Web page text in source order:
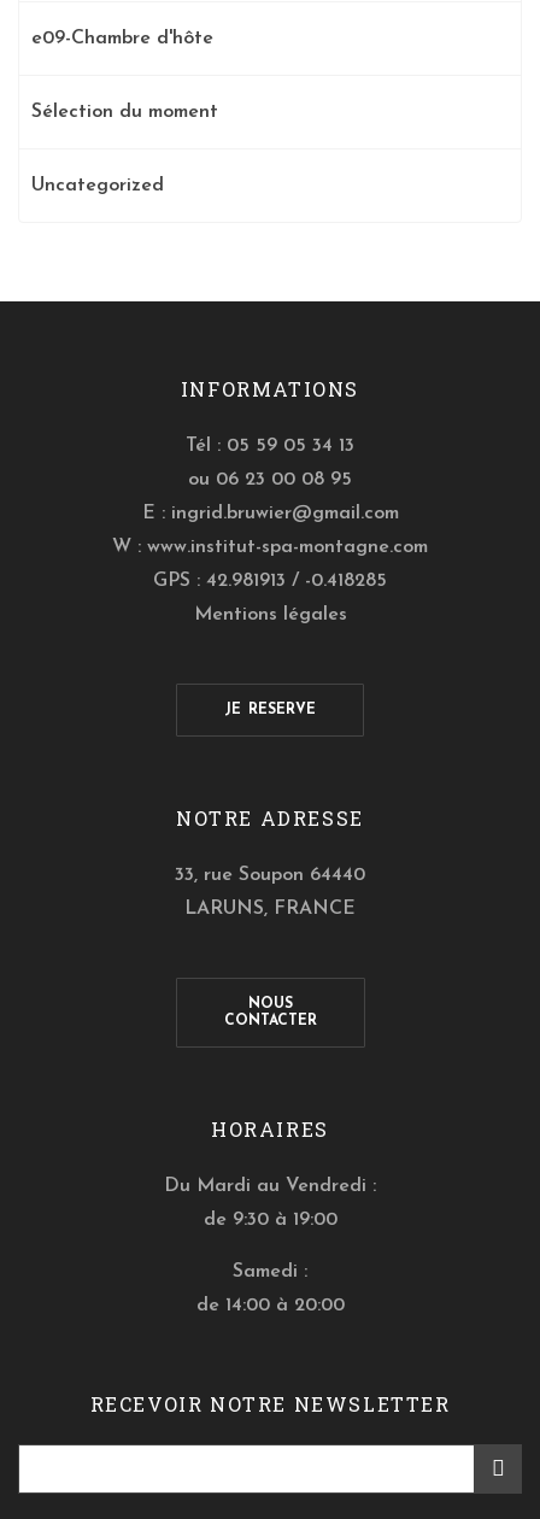
e09-Chambre d'hôte
Sélection du moment
Uncategorized
INFORMATIONS
Tél : 05 59 05 34 13
ou 06 23 00 08 95
E : ingrid.bruwier@gmail.com
W : www.institut-spa-montagne.com
GPS : 42.981913 / -0.418285
Mentions légales
JE RESERVE
NOTRE ADRESSE
33, rue Soupon 64440
LARUNS, FRANCE
NOUS
CONTACTER
HORAIRES
Du Mardi au Vendredi :
de 9:30 à 19:00
Samedi :
de 14:00 à 20:00
RECEVOIR NOTRE NEWSLETTER